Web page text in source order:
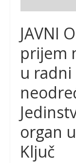
JAVNI
prijem
u radni
organ
Ključ